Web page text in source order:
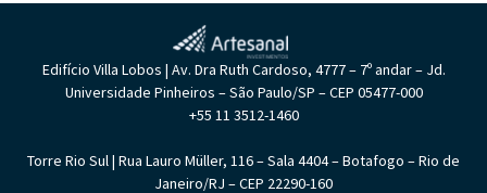
Edifício Villa Lobos | Av. Dra Ruth Cardoso, 4777 – 7º andar – Jd.
Universidade Pinheiros – São Paulo/SP – CEP 05477-000
+55 11 3512-1460
Torre Rio Sul | Rua Lauro Müller, 116 – Sala 4404 – Botafogo – Rio de
Janeiro/RJ – CEP 22290-160